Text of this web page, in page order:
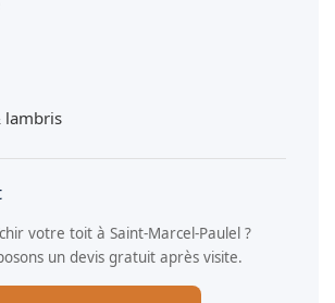
lambris
votre toit à Saint-Marcel-Paulel ?
un devis gratuit après visite.